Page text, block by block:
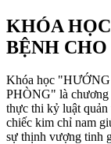
KHÓA
BỆNH
Khóa học
PHÒNG" là chương
thực thi kỷ luật
chiếc kim chỉ nam
sự thịnh vượng tinh